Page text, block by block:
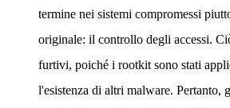
termine nei sistemi compromessi
originale: il controllo degli accessi.
furtivi, poiché i rootkit sono stati
l'esistenza di altri malware. Pertanto,